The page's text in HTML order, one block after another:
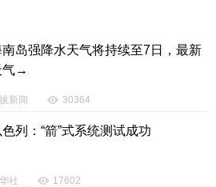
务，帮助家庭更好地引导孩子
助力未成年人财商培养，让金
南岛强降水天气将持续至7日，最新
气→
新闻 30364
色列：“箭”式系统测试成功
社 17602